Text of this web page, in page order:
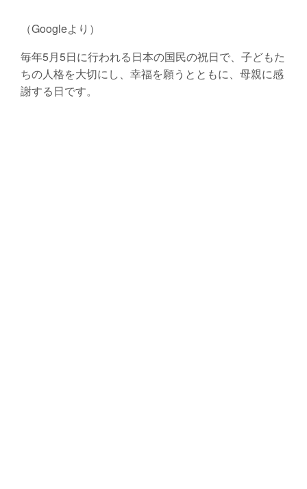
（Googleより）
毎年5月5日に行われる日本の国民の祝日で、子どもた
ちの人格を大切にし、幸福を願うとともに、母親に感
謝する日です。